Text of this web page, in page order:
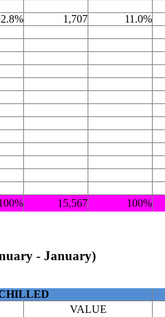
1,707 11.0%
15,567 100%
- January)
VALUE